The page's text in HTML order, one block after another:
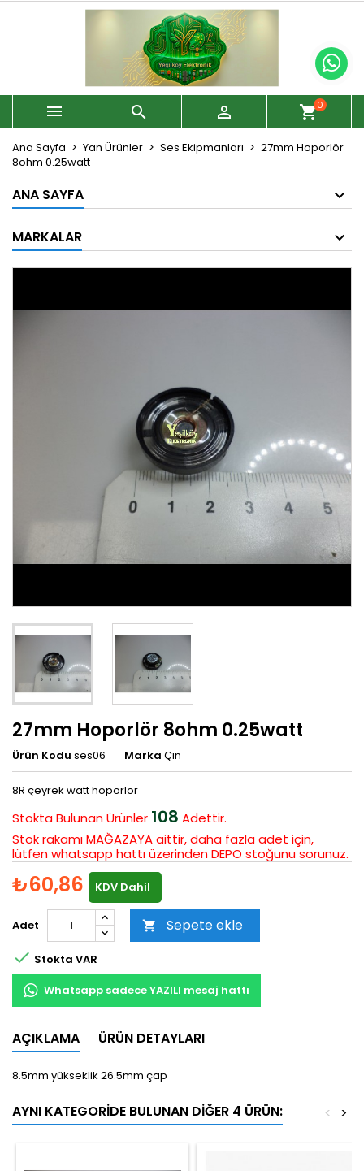
   shopping_cart0
Ana Sayfa Yan Ürünler Ses Ekipmanları
27mm Hoporlör
8ohm 0.25watt
ANA SAYFA
MARKALAR
27mm Hoporlör 8ohm 0.25watt
Ürün Kodu ses06 Marka Çin
8R çeyrek watt hoporlör
Stokta BulunanÜrünler 108 Adettir.
Stok rakamı MAĞAZAYA aittir, daha fazla adet için,
lütfen whatsapp hattı üzerinden DEPO stoğunu sorunuz.
₺60,86 KDV Dahil
Adet  Sepete ekle
 Stokta VAR
Whatsapp sadece YAZILI mesaj hattı
AÇIKLAMA ÜRÜN DETAYLARI
8.5mm yükseklik 26.5mm çap
AYNI KATEGORIDE BULUNAN DIĞER 4 ÜRÜN: >
<